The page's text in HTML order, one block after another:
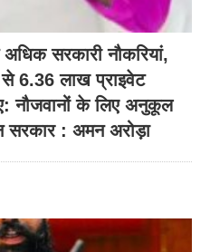
सरकारी नौकरियां,
6.36 लाख प्राइवेट
नौजवानों के लिए अनुकूल
सरकार : अमन अरोड़ा